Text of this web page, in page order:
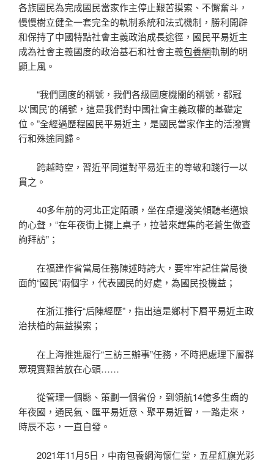
各族國民為完成國民當家作主停止艱苦摸索、不懈奮斗，
慢慢樹立健全一套完全的軌制系統和法式機制，勝利開辟
和保持了中國特點社會主義政治成長途徑，國民平易近主
成為社會主義國度的政治基石和社會主義包養網軌制的明
顯上風。
“我們國度的稱號，我們各級國度機關的稱號，都冠
以‘國民’的稱號，這是我們對中國社會主義政權的基礎定
位。”全經過歷程國民平易近主，是國民當家作主的活潑實
行和殊途同歸。
跨越時空，習近平同道對平易近主的尊敬和踐行一以
貫之。
40多年前的河北正定陌頭，坐在桌邊淺笑傾聽老邁娘
的心聲，“在年夜街上擺上桌子，拉著來趕集的老蒼生做查
詢拜訪”；
在福建作省當局任務陳述時誇大，要牢牢記住當局後
面的“國民”兩個字，代表國民的好處，為國民投機益；
在浙江推行“后陳經歷”，指出這是鄉村下層平易近主政
治扶植的無益摸索；
在上海推進履行“三訪三辦事”任務，不時把處理下層群
眾現實艱苦放在心頭……
從管理一個縣、策劃一個省份，到領航14億多生齒的
年夜國，通民氣、匯平易近意、聚平易近智，一路走來，
時辰不忘，一直自發。
2021年11月5日，中南包養網海懷仁堂，五星紅旗光彩